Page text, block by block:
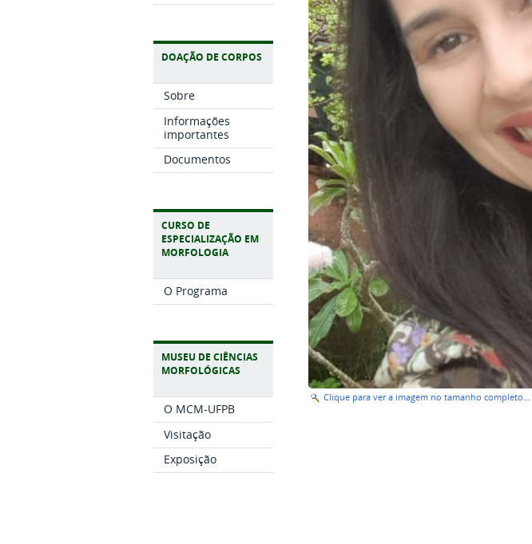
DOAÇÃO DE CORPOS
Sobre
Informações
importantes
Documentos
CURSO DE
ESPECIALIZAÇÃO EM
MORFOLOGIA
O Programa
MUSEU DE CIÊNCIAS
MORFOLÓGICAS
O MCM-UFPB
Visitação
Exposição
Clique para ver a imagem no tamanho completo…